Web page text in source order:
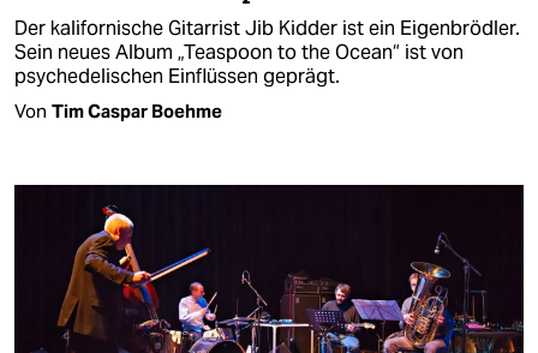
Der kalifornische Gitarrist Jib Kidder ist ein Eigenbrödler.
Sein neues Album „Teaspoon to the Ocean“ ist von
psychedelischen Einflüssen geprägt.
Von Tim Caspar Boehme